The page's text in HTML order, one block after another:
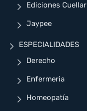
Ediciones Cuellar
Jaypee
ESPECIALIDADES
Derecho
Enfermeria
Homeopatía